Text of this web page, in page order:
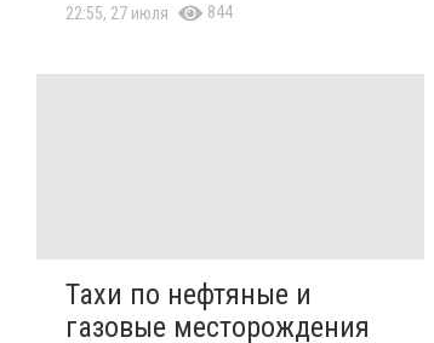
22:55, 27 июля 844
Тахи по нефтяные и
газовые месторождения